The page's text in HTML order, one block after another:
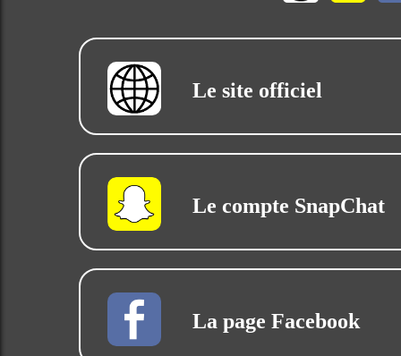
Le site officiel
Le compte SnapChat
La page Facebook